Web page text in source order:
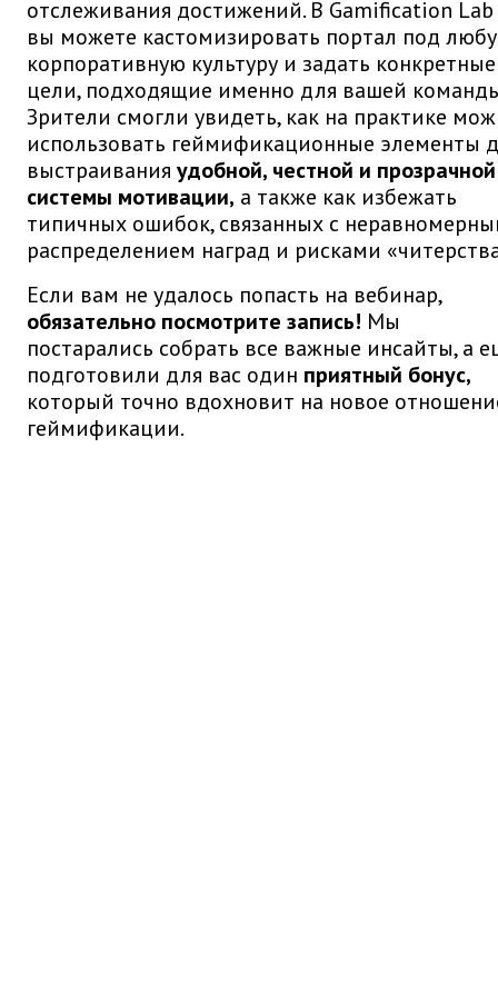
отслеживания достижений. В Gamification Lab
вы можете кастомизировать портал под
корпоративную культуру и задать конкретные
цели, подходящие именно для вашей
Зрители смогли увидеть, как на практике
использовать геймификационные элементы
выстраивания удобной, честной и прозрачной
системы мотивации, а также как избежать
типичных ошибок, связанных с
распределением наград и рисками
Если вам не удалось попасть на вебинар,
обязательно посмотрите запись! Мы
постарались собрать все важные инсайты, а
подготовили для вас один приятный бонус,
который точно вдохновит на новое
геймификации.